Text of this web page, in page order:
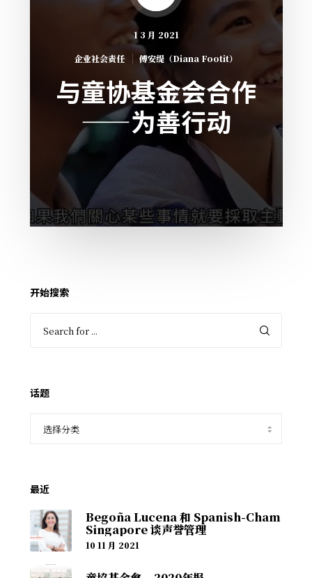
1 3 月 2021
企业社会责任
傅安缇（Diana Footit）
与童协基金会合作
——为善行动
开始搜索
话题
最近
Begoña Lucena 和 Spanish-Cham
Singapore 谈声誉管理
10 11 月 2021